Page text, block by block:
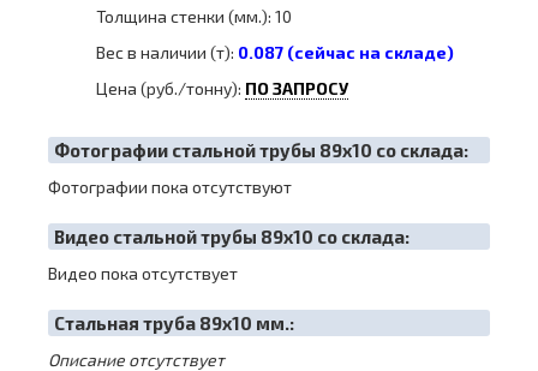
Толщина стенки (мм.): 10
Вес в наличии (т): 0.087 (сейчас на складе)
Цена (руб./тонну): ПО ЗАПРОСУ
Фотографии стальной трубы 89х10 со склада:
Фотографии пока отсутствуют
Видео стальной трубы 89х10 со склада:
Видео пока отсутствует
Cтальная труба 89х10 мм.:
Описание отсутствует